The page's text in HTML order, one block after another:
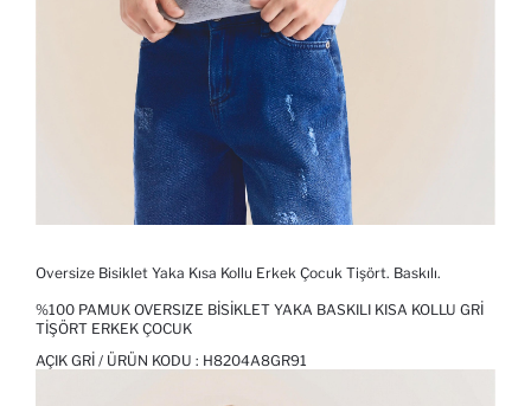
Oversize Bisiklet Yaka Kısa Kollu Erkek Çocuk Tişört. Baskılı.
%100 PAMUK OVERSIZE BISIKLET YAKA BASKILI KISA KOLLU GRI
TIŞÖRT ERKEK ÇOCUK
AÇIK GRI / ÜRÜN KODU : H8204A8GR91